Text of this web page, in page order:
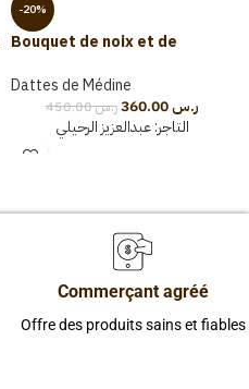
-20%
Bouquet de noix et de
Dattes de Médine
ر.س450.00 ر.س360.00
التاجر:عبدالعزيز الرحيلي
Commerçant agréé
Offre des produits sains et fiables